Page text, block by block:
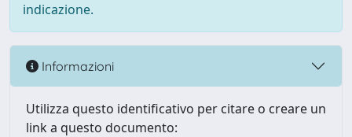
indicazione.
Informazioni
Utilizza questo identificativo per citare o creare un
link a questo documento: